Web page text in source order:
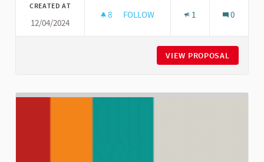
CREATED AT
12/04/2024
8 8 FOLLOWERS
FOLLOW 1 0
VIEW PROPOSAL